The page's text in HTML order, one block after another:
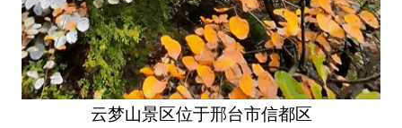
云梦山景区位于邢台市信都区